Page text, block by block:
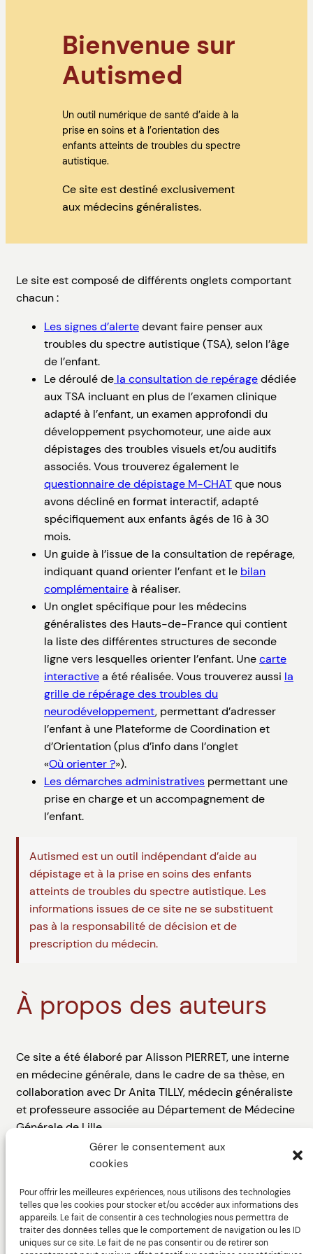
Gérer le consentement aux
cookies
Pour offrir les meilleures expériences, nous utilisons des technologies
telles que les cookies pour stocker et/ou accéder aux informations des
appareils. Le fait de consentir à ces technologies nous permettra de
traiter des données telles que le comportement de navigation ou les ID
uniques sur ce site. Le fait de ne pas consentir ou de retirer son
Bienvenue sur
Autismed
Un outil numérique de santé d’aide à la
prise en soins et à l’orientation des
enfants atteints de troubles du spectre
autistique.
Ce site est destiné exclusivement
aux médecins généralistes.
Le site est composé de différents onglets comportant
chacun :
Les signes d’alertedevant faire penser aux
troubles du spectre autistique (TSA), selon l’âge
de l’enfant.
Le déroulé de la consultation de repéragedédiée
aux TSA incluant en plus de l’examen clinique
adapté à l’enfant, un examen approfondi du
développement psychomoteur, une aide aux
dépistages des troubles visuels et/ou auditifs
associés. Vous trouverez également le
questionnaire de dépistage M-CHATque nous
avons décliné en format interactif, adapté
spécifiquement aux enfants âgés de 16 à 30
mois.
Un guide à l’issue de la consultation de repérage,
indiquant quand orienter l’enfant et le bilan
complémentaireà réaliser.
Un onglet spécifique pour les médecins
généralistes des Hauts-de-France qui contient
la liste des différentes structures de seconde
ligne vers lesquelles orienter l’enfant. Unecarte
interactivea été réalisée. Vous trouverez aussi la
grille de répérage des troubles du
neurodéveloppement, permettant d’adresser
l’enfant à une Plateforme de Coordination et
d’Orientation (plus d’info dans l’onglet
«Où orienter ?»).
Les démarches administratives permettant une
prise en charge et un accompagnement de
l’enfant.
Autismed est un outil indépendant d’aide au
dépistage et à la prise en soins des enfants
atteints de troubles du spectre autistique. Les
informations issues de ce site ne se substituent
pas à la responsabilité de décision et de
prescription du médecin.
À propos des auteurs
Ce site a été élaboré par Alisson PIERRET, une interne
en médecine générale, dans le cadre de sa thèse, en
collaboration avec Dr Anita TILLY, médecin généraliste
et professeure associée au Département de Médecine
Générale de Lille.
Le web design du site a été assuré par Thibault
GARCIA-DHIF, ergonome spécialisée dans la
conception et l’évaluation des interfaces homme-
machine.